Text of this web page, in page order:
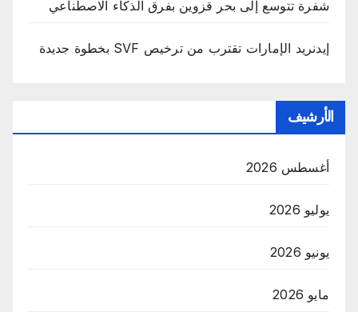
شفرة تتوسع إلى بحر قزوين بفرق الذكاء الاصطناعي
إيدنريد الإمارات تقترب من ترخيص SVF بخطوة جديدة
الأرشيف
أغسطس 2026
يوليو 2026
يونيو 2026
مايو 2026